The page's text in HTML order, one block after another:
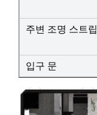
주변 조명 스트립
입구 문